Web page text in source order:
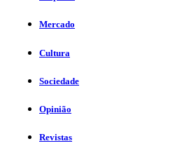
Mercado
Cultura
Sociedade
Opinião
Revistas